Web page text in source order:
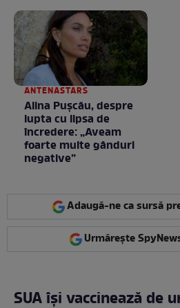
neobișnuite
ANTENASTARS
Alina Pușcău, despre
lupta cu lipsa de
încredere: „Aveam
foarte multe gânduri
negative”
Adaugă-ne ca sursă
Urmărește
SUA își vaccinează de